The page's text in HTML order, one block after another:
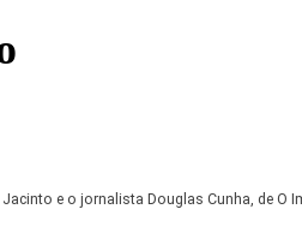
e o jornalista Douglas Cunha, de O